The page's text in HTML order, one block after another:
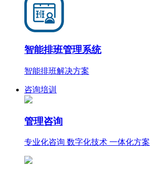
智能排班管理系统
智能排班解决方案
咨询培训
管理咨询
专业化咨询 数字化技术 一体化方案